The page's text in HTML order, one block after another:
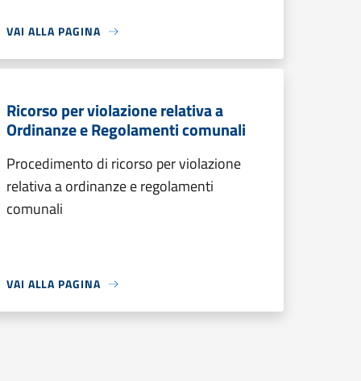
VAI ALLA PAGINA
Ricorso per violazione relativa a
Ordinanze e Regolamenti comunali
Procedimento di ricorso per violazione
relativa a ordinanze e regolamenti
comunali
VAI ALLA PAGINA